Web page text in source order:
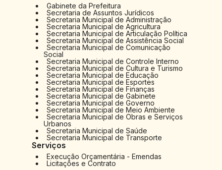
Gabinete da Prefeitura
Secretaria de Assuntos Jurídicos
Secretaria Municipal de Administração
Secretaria Municipal de Agricultura
Secretaria Municipal de Articulação Política
Secretaria Municipal de Assistência Social
Secretaria Municipal de Comunicação
Social
Secretaria Municipal de Controle Interno
Secretaria Municipal de Cultura e Turismo
Secretaria Municipal de Educação
Secretaria Municipal de Esportes
Secretaria Municipal de Finanças
Secretaria Municipal de Gabinete
Secretaria Municipal de Governo
Secretaria Municipal de Meio Ambiente
Secretaria Municipal de Obras e Serviços
Urbanos
Secretaria Municipal de Saúde
Secretaria Municipal de Transporte
Serviços
Execução Orçamentária - Emendas
Licitações e Contrato